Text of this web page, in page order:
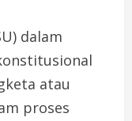
dalam
atau
proses